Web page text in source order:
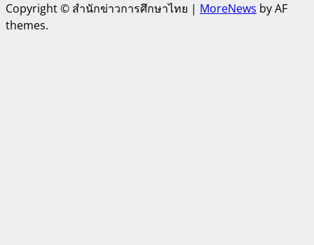
Copyright © สำนักข่าวการศึกษาไทย | MoreNews by AF
themes.